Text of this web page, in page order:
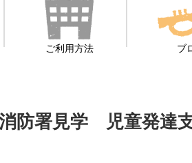
ご利用方法 ブ
防署見学 児童発達